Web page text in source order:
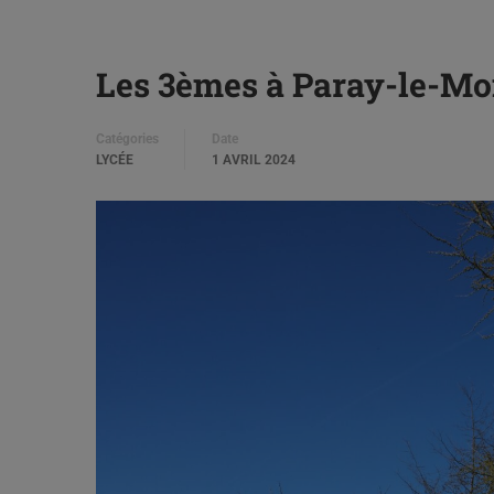
Les 3èmes à Paray-le-
Catégories
LYCÉE
Date
1 AVRIL 2024